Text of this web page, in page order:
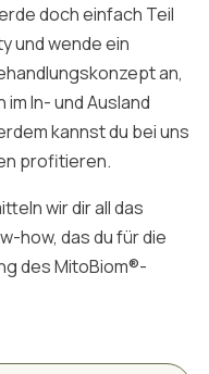
doch einfach Teil
und wende ein
an,
In- und Ausland
kannst du bei uns
profitieren.
wir dir all das
how, das du für die
des MitoBiom®-